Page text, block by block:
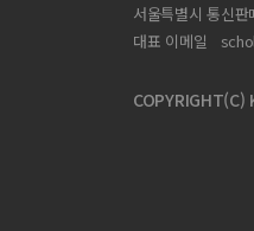
서울특별시 통신판
대표 이메일
COPYRIGHT(C)